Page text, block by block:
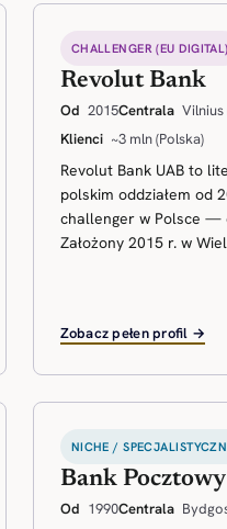
CHALLENGER (EU DIGITAL)
Revolut Bank
Od 2015Centrala Vilnius
Klienci ~3 mln (Polska)
Revolut Bank UAB to
polskim oddziałem od
challenger w Polsce —
Założony 2015 r. w
Zobacz pełen profil →
NICHE /
Bank Pocztowy
Od 1990Centrala